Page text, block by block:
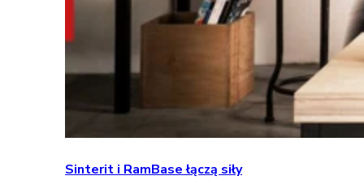
Sinterit i RamBase łączą siły